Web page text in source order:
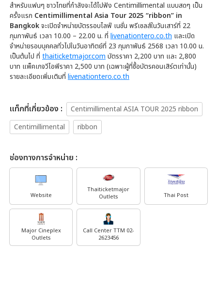
สำหรับแฟนๆ ชาวไทยที่กำลังจะได้ไปฟัง Centimillimental แบบสดๆ เป็น
ครั้งแรก Centimillimental Asia Tour 2025 “ribbon” in
Bangkokจะเปิดจำหน่ายบัตรรอบไลฟ์ เนชั่น พรีเซลส์ในวันเสาร์ที่ 22
กุมภาพันธ์ เวลา 10.00 – 22.00 น. ที่ livenationtero.co.th และเปิด
จำหน่ายรอบบุคคลทั่วไปในวันอาทิตย์ที่ 23 กุมภาพันธ์ 2568 เวลา 10.00 น.
เป็นต้นไป ที่ thaiticketmajor.comบัตรราคา 2,200 บาท และ 2,800
บาท แพ็คเกจวีไอพีราคา 2,500 บาท (เฉพาะผู้ที่ซื้อบัตรคอนเสิร์ตเท่านั้น)
รายละเอียดเพิ่มเติมที่ livenationtero.co.th
เเท็กที่เกี่ยวข้อง :
Centimillimental ASIA TOUR 2025 ribbon
Centimillimental
ribbon
ช่องทางการจำหน่าย :
Website
Thaiticketmajor
Outlets
Thai Post
Major Cineplex
Outlets
Call Center TTM 02-
2623456